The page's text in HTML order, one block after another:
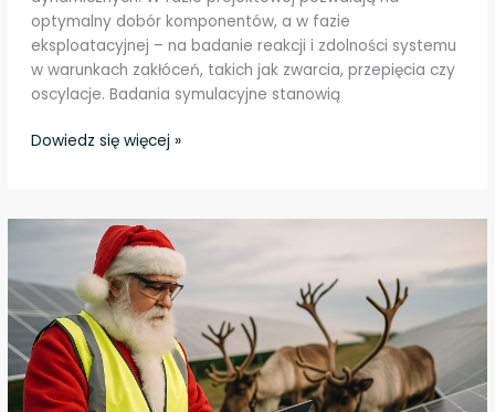
optymalny dobór komponentów, a w fazie
eksploatacyjnej – na badanie reakcji i zdolności systemu
w warunkach zakłóceń, takich jak zwarcia, przepięcia czy
oscylacje. Badania symulacyjne stanowią
Dowiedz się więcej »
Symulacje
systemów
elektroenergetycznych
–
“a
na
co
to